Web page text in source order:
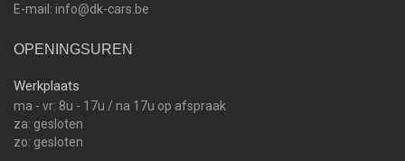
E-mail: info@dk-cars.be
OPENINGSUREN
Werkplaats
ma - vr: 8u - 17u / na 17u op afspraak
za: gesloten
zo: gesloten